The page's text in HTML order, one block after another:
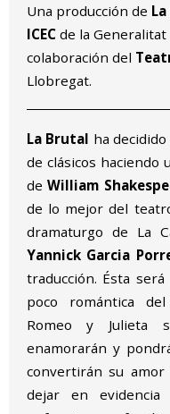
Una producción de
ICECde la Generalitat
colaboración del
Llobregat.
La Brutal ha
de clásicos haciendo
deWilliam
de lo mejor del
dramaturgo de La
Yannick Garcia
traducción. Ésta
poco romántica
Romeo y Julieta
enamorarán y
convertirán su
dejar en